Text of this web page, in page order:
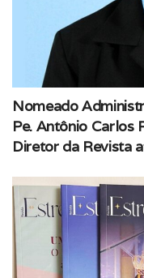
Nomeado
Pe. Antônio Carlos
Diretor da Revista